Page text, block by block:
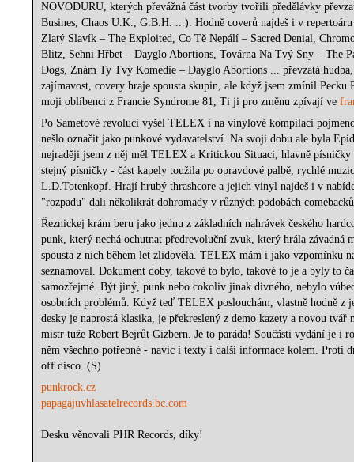
NOVODURU, kterých převážná část tvorby tvořili předělávky
Busines, Chaos U.K., G.B.H. ...). Hodně coverů najdeš i v
Zlatý Slavík – The Exploited, Co Tě Nepálí – Sacred Denial,
Blitz, Sehni Hřbet – Dayglo Abortions, Továrna Na Tvý Sny – The
Dogs, Znám Ty Tvý Komedie – Dayglo Abortions ... převzatá
zajímavost, covery hraje spousta skupin, ale když jsem zmínil
moji oblíbenci z Francie Syndrome 81, Ti ji pro změnu zpívají ve
Po Sametové revoluci vyšel TELEX i na vinylové kompilaci
nešlo označit jako punkové vydavatelství. Na svoji dobu ale byla
nejraději jsem z něj měl TELEX a Kritickou Situaci, hlavně
stejný písničky - část kapely toužila po opravdové palbě, rychlé
L.D.Totenkopf. Hrají hrubý thrashcore a jejich vinyl najdeš i v
"rozpadu" dali několikrát dohromady v různých podobách
Řeznickej kr​á​m beru jako jednu z základních nahrávek českého
punk, který nechá ochutnat předrevoluční zvuk, který hrála závadná
spousta z nich během let zlidověla. TELEX mám i jako vzpomínku
seznamoval. Dokument doby, takové to bylo, takové to je a byly to
samozřejmé. Být jiný, punk nebo cokoliv jinak divného, nebylo
osobních problémů. Když teď TELEX poslouchám, vlastně hodně z
desky je naprostá klasika, je překreslený z demo kazety a novou
mistr tuže Robert Bejrůt Gizbern. Je to paráda! Součásti vydání je i
něm všechno potřebné - navíc i texty i další informace kolem. Proti
off disco. (S)
punkrock.cz
papagajuvhlasatelrecords.bc.com
Desku věnovali PHR Records, díky!